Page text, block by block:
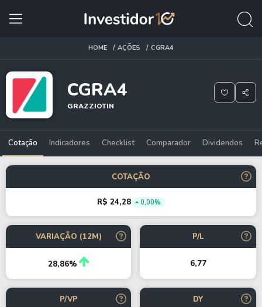
HOME AÇÕES CGRA4
CGRA4
GRAZZIOTIN
Cotação Indicadores Checklist Comparador Dividendos
COTAÇÃO
R$ 24,28 0,00%
VARIAÇÃO (12M)
28,86%
P/L
6,77
P/VP DY